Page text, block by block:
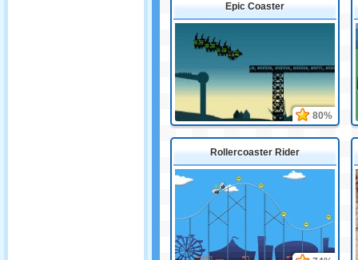
Epic Coaster
80%
Rollercoaster Rider